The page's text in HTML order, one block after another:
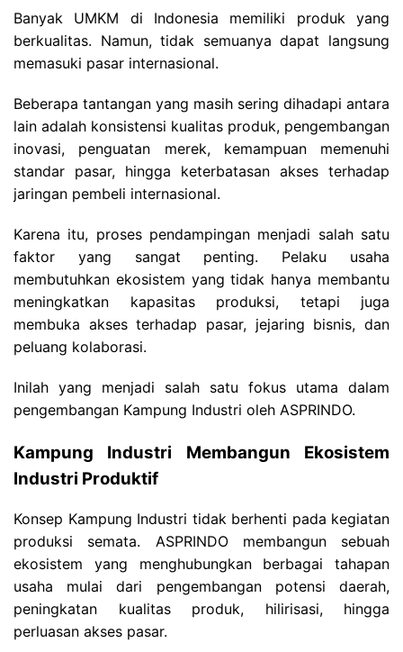
Banyak UMKM di Indonesia memiliki produk yang
berkualitas. Namun, tidak semuanya dapat langsung
memasuki pasar internasional.
Beberapa tantangan yang masih sering dihadapi antara
lain adalah konsistensi kualitas produk, pengembangan
inovasi, penguatan merek, kemampuan memenuhi
standar pasar, hingga keterbatasan akses terhadap
jaringan pembeli internasional.
Karena itu, proses pendampingan menjadi salah satu
faktor yang sangat penting. Pelaku usaha
membutuhkan ekosistem yang tidak hanya membantu
meningkatkan kapasitas produksi, tetapi juga
membuka akses terhadap pasar, jejaring bisnis, dan
peluang kolaborasi.
Inilah yang menjadi salah satu fokus utama dalam
pengembangan Kampung Industri oleh ASPRINDO.
Kampung Industri Membangun Ekosistem
Industri Produktif
Konsep Kampung Industri tidak berhenti pada kegiatan
produksi semata. ASPRINDO membangun sebuah
ekosistem yang menghubungkan berbagai tahapan
usaha mulai dari pengembangan potensi daerah,
peningkatan kualitas produk, hilirisasi, hingga
perluasan akses pasar.